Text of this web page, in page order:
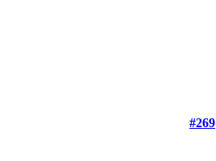
#269